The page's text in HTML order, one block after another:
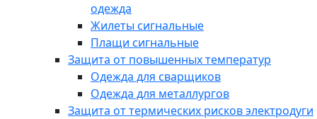
одежда
Жилеты сигнальные
Плащи сигнальные
Защита от повышенных температур
Одежда для сварщиков
Одежда для металлургов
Защита от термических рисков электродуги